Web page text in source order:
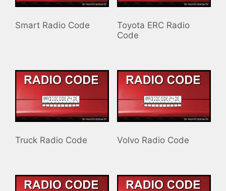
Smart Radio Code
Toyota ERC Radio
Code
Truck Radio Code Volvo Radio Code